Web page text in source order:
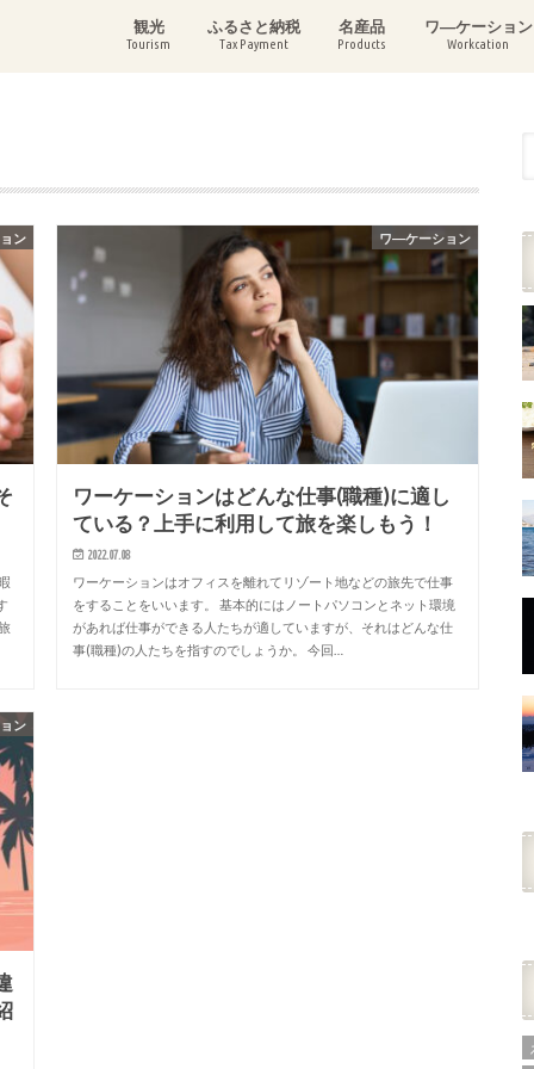
観光
Tourism
ふるさと納税
Tax Payment
名産品
Products
ワ―ケーション
Workcation
ン ワ―ケーション
ワーケーションはどんな仕事(職種)に適し
ている？上手に利用して旅を楽しもう！
2022.07.08
ワーケーションはオフィスを離れてリゾート地などの旅先で仕事
をすることをいいます。 基本的にはノートパソコンとネット環境
があれば仕事ができる人たちが適していますが、それはどんな仕
事(職種)の人たちを指すのでしょうか。 今回…
ン